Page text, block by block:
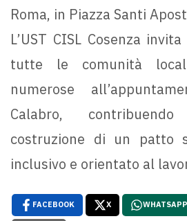
Roma, in Piazza Santi
L’UST CISL Cosenza
tutte le comunità
numerose
Calabro,
costruzione di un patto
inclusivo e orientato al
FACEBOOK X WHATSAPP